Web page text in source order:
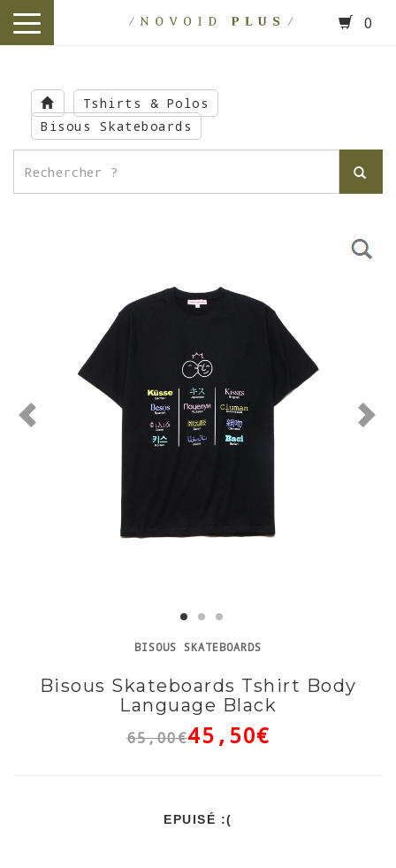
main
content
toggle
0
Tshirts & Polos
Bisous Skateboards
BISOUS SKATEBOARDS
Bisous Skateboards Tshirt Body
Language Black
65,00€45,50€
EPUISÉ :(